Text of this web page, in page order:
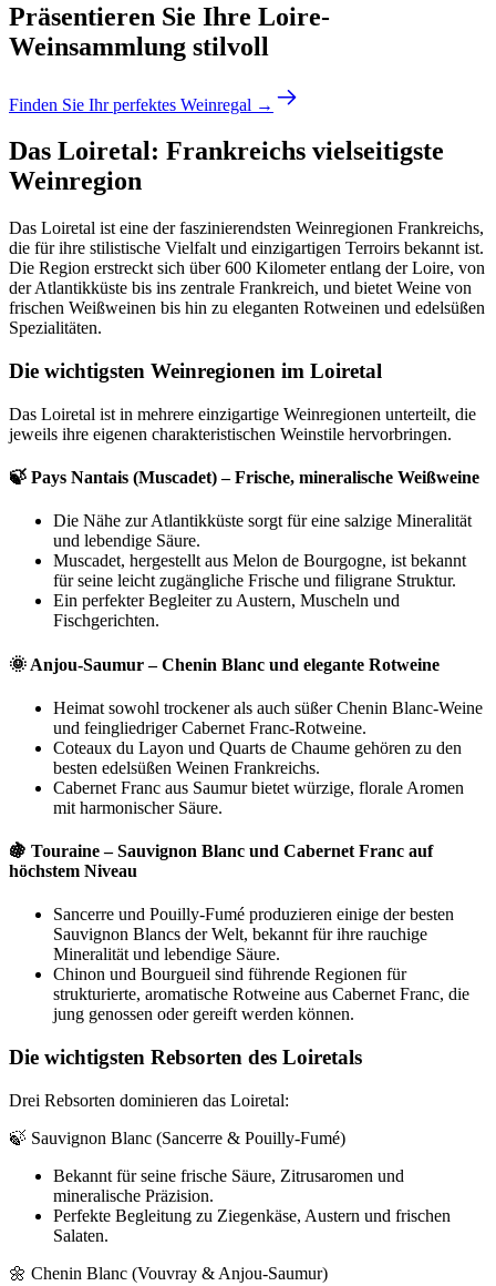
Präsentieren Sie Ihre Loire-
Weinsammlung stilvoll
Finden Sie Ihr perfektes Weinregal →
Das Loiretal: Frankreichs vielseitigste
Weinregion
Das Loiretal ist eine der faszinierendsten Weinregionen Frankreichs,
die für ihre stilistische Vielfalt und einzigartigen Terroirs bekannt ist.
Die Region erstreckt sich über 600 Kilometer entlang der Loire, von
der Atlantikküste bis ins zentrale Frankreich, und bietet Weine von
frischen Weißweinen bis hin zu eleganten Rotweinen und edelsüßen
Spezialitäten.
Die wichtigsten Weinregionen im Loiretal
Das Loiretal ist in mehrere einzigartige Weinregionen unterteilt, die
jeweils ihre eigenen charakteristischen Weinstile hervorbringen.
🍃 Pays Nantais (Muscadet) – Frische, mineralische Weißweine
Die Nähe zur Atlantikküste sorgt für eine salzige Mineralität
und lebendige Säure.
Muscadet, hergestellt aus Melon de Bourgogne, ist bekannt
für seine leicht zugängliche Frische und filigrane Struktur.
Ein perfekter Begleiter zu Austern, Muscheln und
Fischgerichten.
🌞 Anjou-Saumur – Chenin Blanc und elegante Rotweine
Heimat sowohl trockener als auch süßer Chenin Blanc-Weine
und feingliedriger Cabernet Franc-Rotweine.
Coteaux du Layon und Quarts de Chaume gehören zu den
besten edelsüßen Weinen Frankreichs.
Cabernet Franc aus Saumur bietet würzige, florale Aromen
mit harmonischer Säure.
🍇 Touraine – Sauvignon Blanc und Cabernet Franc auf
höchstem Niveau
Sancerre und Pouilly-Fumé produzieren einige der besten
Sauvignon Blancs der Welt, bekannt für ihre rauchige
Mineralität und lebendige Säure.
Chinon und Bourgueil sind führende Regionen für
strukturierte, aromatische Rotweine aus Cabernet Franc, die
jung genossen oder gereift werden können.
Die wichtigsten Rebsorten des Loiretals
Drei Rebsorten dominieren das Loiretal:
🍃 Sauvignon Blanc (Sancerre & Pouilly-Fumé)
Bekannt für seine frische Säure, Zitrusaromen und
mineralische Präzision.
Perfekte Begleitung zu Ziegenkäse, Austern und frischen
Salaten.
🌼 Chenin Blanc (Vouvray & Anjou-Saumur)